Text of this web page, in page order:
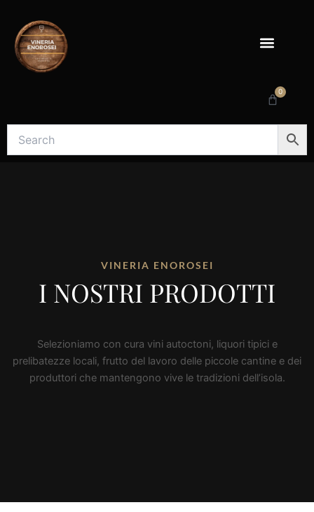
contenuto
0
Carrello
VINERIA ENOROSEI
I NOSTRI PRODOTTI
Selezioniamo con cura vini autoctoni, liquori tipici e
prelibatezze locali, frutto del lavoro delle piccole cantine e dei
produttori che mantengono vive le tradizioni dell’isola.